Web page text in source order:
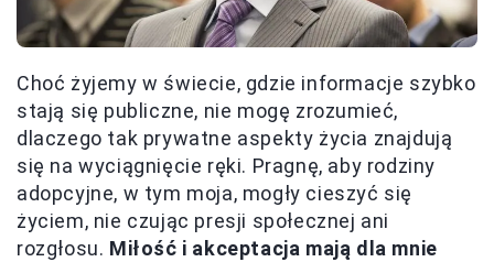
Choć żyjemy w świecie, gdzie informacje szybko
stają się publiczne, nie mogę zrozumieć,
dlaczego tak prywatne aspekty życia znajdują
się na wyciągnięcie ręki. Pragnę, aby rodziny
adopcyjne, w tym moja, mogły cieszyć się
życiem, nie czując presji społecznej ani
rozgłosu. Miłość i akceptacja mają dla mnie